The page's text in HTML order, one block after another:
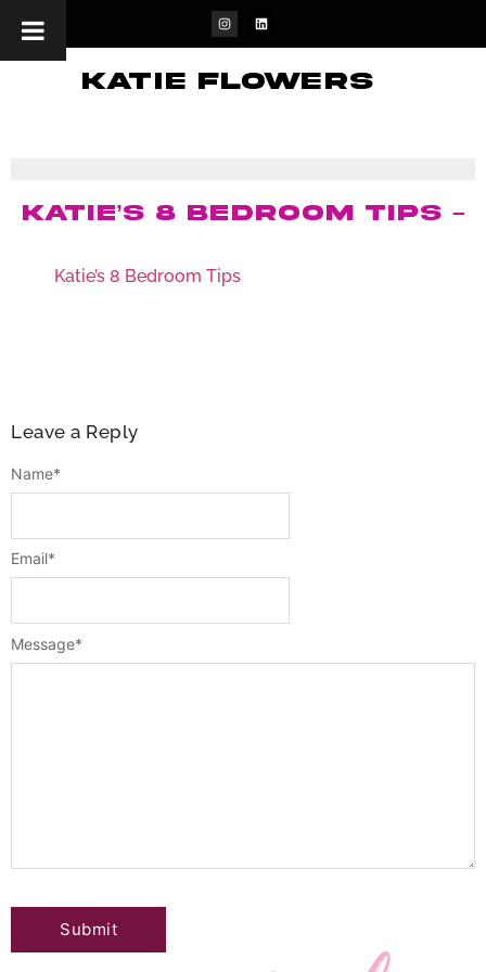
katie flowers
Katie’s 8 Bedroom Tips –
Katie’s 8 Bedroom Tips
Leave a Reply
Message*
Name*
Email*